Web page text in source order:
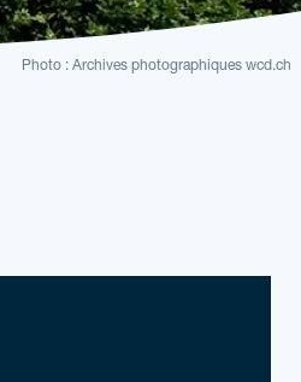
Photo : Archives photographiques wcd.ch